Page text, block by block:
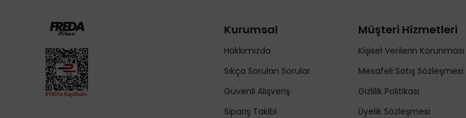
Kurumsal
Hakkımızda
Sıkça Sorulan Sorular
Güvenli Alışveriş
Sipariş Takibi
Müşteri Hizmetleri
Kişisel Verilerin Korunması
Mesafeli Satış Sözleşmesi
Gizlilik Politikası
Üyelik Sözleşmesi